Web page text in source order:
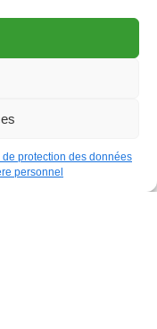
de protection des données
personnel